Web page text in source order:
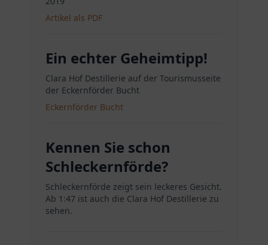
Artikel als PDF
Ein echter Geheimtipp!
Clara Hof Destillerie auf der Tourismusseite
der Eckernförder Bucht
Eckernförder Bucht
Kennen Sie schon
Schleckernförde?
Schleckernförde zeigt sein leckeres Gesicht.
Ab 1:47 ist auch die Clara Hof Destillerie zu
sehen.